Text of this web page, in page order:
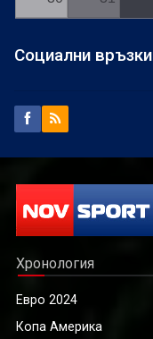
Социални връзки
Хронология
Евро 2024
Копа Америка